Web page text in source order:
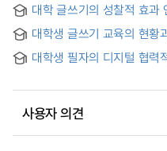
the Development of a
on Barthes’ Theory of
Subjectivity in Writing of University Students in Media
Studies Majors
대학 글쓰기의 성찰적 효과
대학생 글쓰기 교육의 현황
the Current Status of
the Writing-Consulting
Writing Center
대학생 필자의 디지털 협력
사용자 의견